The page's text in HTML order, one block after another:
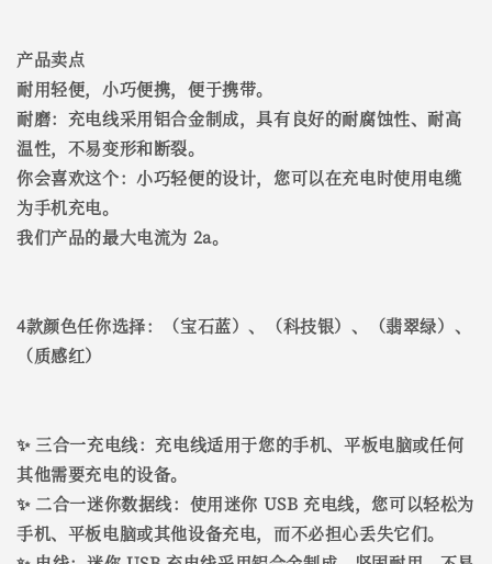
产品卖点
耐用轻便，小巧便携，便于携带。
耐磨：充电线采用铝合金制成，具有良好的耐腐蚀性、耐高
温性，不易变形和断裂。
你会喜欢这个：小巧轻便的设计，您可以在充电时使用电缆
为手机充电。
我们产品的最大电流为 2a。
4款颜色任你选择：（宝石蓝）、（科技银）、（翡翠绿）、
（质感红）
✨ 三合一充电线：充电线适用于您的手机、平板电脑或任何
其他需要充电的设备。
✨ 二合一迷你数据线：使用迷你 USB 充电线，您可以轻松为
手机、平板电脑或其他设备充电，而不必担心丢失它们。